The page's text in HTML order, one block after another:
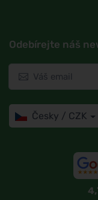
Odebírejte náš
Česky / CZK